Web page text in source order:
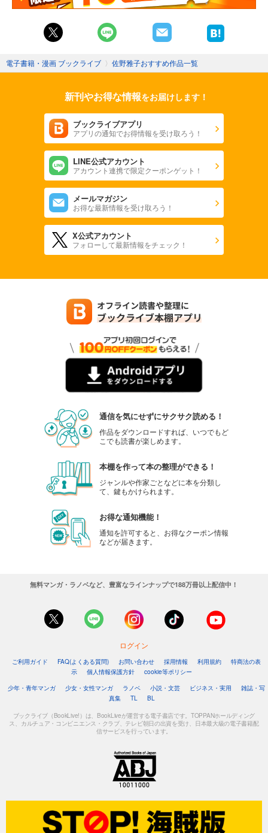
電子書籍・漫画 ブックライブ 〉 佐野雅子おすすめ作品一覧
新刊やお得な情報をお届けします！
ブックライブアプリ
アプリの通知でお得情報を受け取ろう！
LINE公式アカウント
アカウント連携で限定クーポンゲット！
メールマガジン
お得な最新情報を受け取ろう！
X公式アカウント
フォローして最新情報をチェック！
通信を気にせずにサクサク読める！
作品をダウンロードすれば、いつでもど
こでも読書が楽しめます。
本棚を作って本の整理ができる！
ジャンルや作家ごとなどに本を分類し
て、鍵もかけられます。
お得な通知機能！
通知を許可すると、お得なクーポン情報
などが届きます。
無料マンガ・ラノベなど、豊富なラインナップで188万冊以上配信中！
ログイン
ご利用ガイド FAQ(よくある質問) お問い合わせ 採用情報 利用規約
特商法の表
示
個人情報保護方針
cookie等ポリシー
少年・青年マンガ
少女・女性マンガ ラノベ 小説・文芸 ビジネス・実用
雑誌・写
真集
TL BL
ブックライブ（BookLive!）は、BookLiveが運営する電子書店です。TOPPANホールディング
ス、カルチュア・コンビニエンス・クラブ、テレビ朝日の出資を受け、日本最大級の電子書籍配
信サービスを行っています。